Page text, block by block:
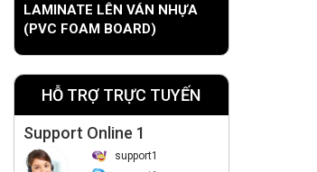
LAMINATE LÊN VÁN NHỰA
(PVC FOAM BOARD)
HỖ TRỢ TRỰC TUYẾN
Support Online 1
support1